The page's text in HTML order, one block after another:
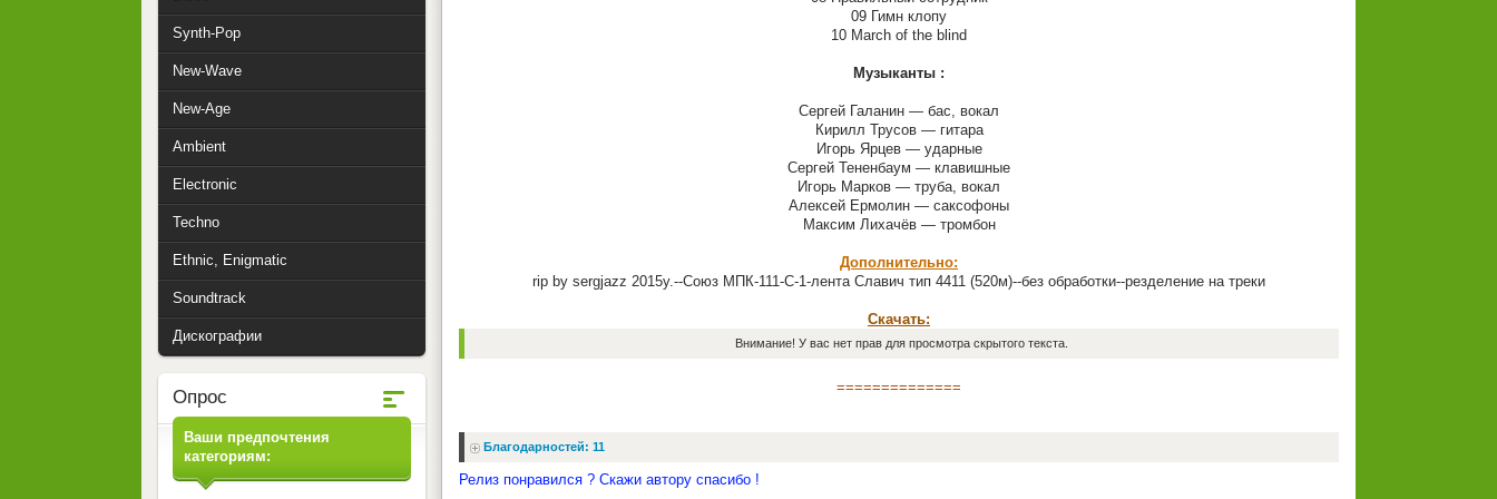
09 Гимн клопу
10 March of the blind
Музыканты :
Сергей Галанин — бас, вокал
Кирилл Трусов — гитара
Игорь Ярцев — ударные
Сергей Тененбаум — клавишные
Игорь Марков — труба, вокал
Алексей Ермолин — саксофоны
Максим Лихачёв — тромбон
Дополнительно:
rip by sergjazz 2015y.--Союз МПК-111-С-1-лента Славич тип 4411 (520м)--без обработки--резделение на треки
Скачать:
Внимание! У вас нет прав для просмотра скрытого текста.
==============
Благодарностей: 11
Релиз понравился ? Скажи автору спасибо !
Synth-Pop
New-Wave
New-Age
Ambient
Electronic
Techno
Ethnic, Enigmatic
Soundtrack
Дискографии
Опрос
Ваши предпочтения
категориям: